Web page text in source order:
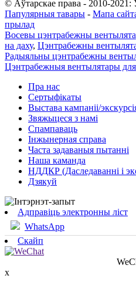
© Аўтарскае права - 2010-2021:
Папулярныя тавары - Мапа
прылад
Восевы цэнтрабежны
на даху, Цэнтрабежны
Радыяльны цэнтрабежны
Цэнтрабежныя вентылятары
Пра нас
Сертыфікаты
Выстава кампаніі/
Звяжыцеся з намі
Спампаваць
Інжынерная справа
Часта задаваныя пытанні
Наша каманда
НДДКР (Даследаванні і
Дзякуй
Адправіць электронны ліст
WhatsApp
Скайп
x